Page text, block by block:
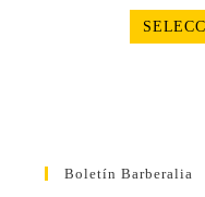
Boletín Barberalia